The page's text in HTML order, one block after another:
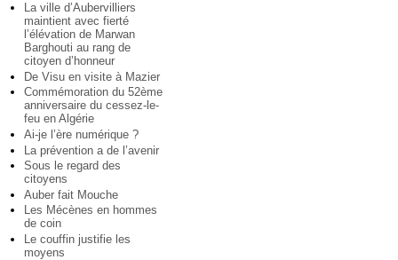
La ville d’Aubervilliers
maintient avec fierté
l’élévation de Marwan
Barghouti au rang de
citoyen d’honneur
De Visu en visite à Mazier
Commémoration du 52ème
anniversaire du cessez-le-
feu en Algérie
Ai-je l’ère numérique ?
La prévention a de l’avenir
Sous le regard des
citoyens
Auber fait Mouche
Les Mécènes en hommes
de coin
Le couffin justifie les
moyens